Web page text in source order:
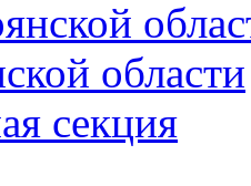
области
секция